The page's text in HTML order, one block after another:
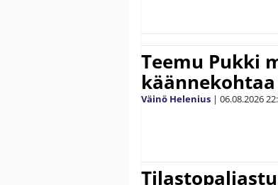
Teemu Pukki
käännekohtaa
Väinö Helenius | 06.08.2026